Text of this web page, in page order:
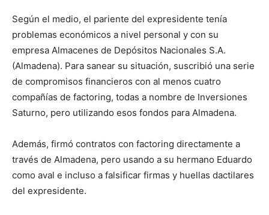
Según el medio, el pariente del expresidente tenía
problemas económicos a nivel personal y con su
empresa Almacenes de Depósitos Nacionales S.A.
(Almadena). Para sanear su situación, suscribió una serie
de compromisos financieros con al menos cuatro
compañías de factoring, todas a nombre de Inversiones
Saturno, pero utilizando esos fondos para Almadena.
Además, firmó contratos con factoring directamente a
través de Almadena, pero usando a su hermano Eduardo
como aval e incluso a falsificar firmas y huellas dactilares
del expresidente.